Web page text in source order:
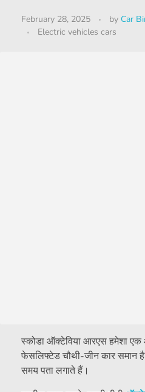
February 28, 2025 by Car
Electric vehicles cars
स्कोडा ऑक्टेविया आरएस हमेशा एक
फेसलिफ्टेड चौथी-जीन कार समान
समय पता लगाते हैं।